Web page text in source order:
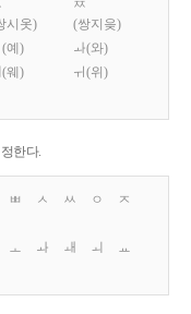
시옷)
ㅉ
(쌍지읒)
(예)
ㅘ(와)
(웨)
ㅟ(위)
한다.
ㅃ ㅅ ㅆ ㅇ
ㅈ
ㅗ ㅘ ㅙ ㅚ
ㅛ